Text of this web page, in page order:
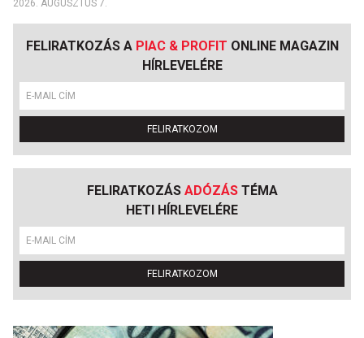
2026. AUGUSZTUS 7.
FELIRATKOZÁS A PIAC & PROFIT ONLINE MAGAZIN
HÍRLEVELÉRE
FELIRATKOZOM
FELIRATKOZÁS ADÓZÁSTÉMA
HETI HÍRLEVELÉRE
FELIRATKOZOM